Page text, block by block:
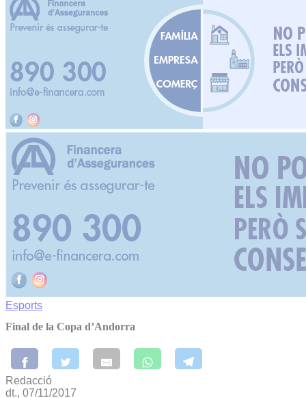
Esports
Final de la Copa d’Andorra
Redacció
dt., 07/11/2017